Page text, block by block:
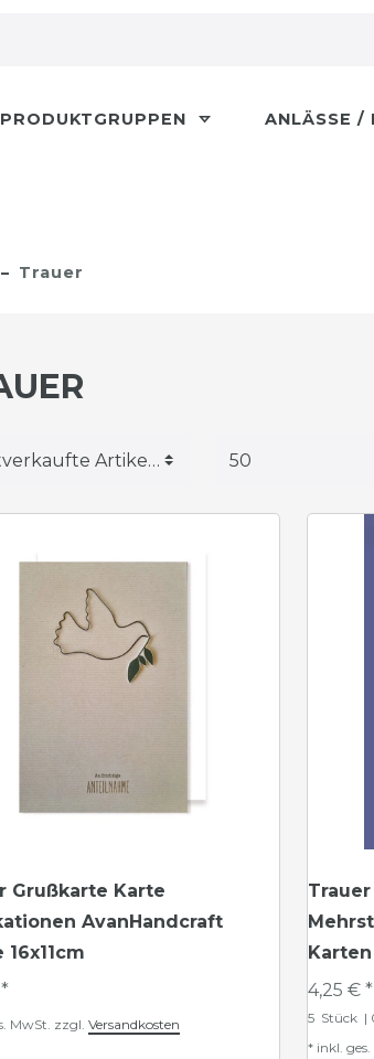
PRODUKTGRUPPEN ANLÄSSE /
Trauer
Grußkarte Karte
AvanHandcraft
16x11cm
MwSt. zzgl. Versandkosten
Karten
4,25 € *
5 Stück |
* inkl.